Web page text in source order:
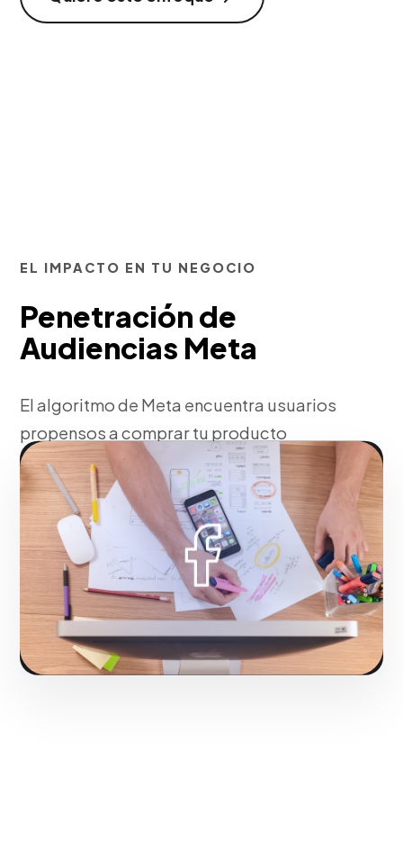
EL IMPACTO EN TU NEGOCIO
Penetración de
Audiencias Meta
El algoritmo de Meta encuentra usuarios
propensos a comprar tu producto
incluso antes de que ellos lo busquen
activamente.
Fase 1:Instalación del Píxel y API de conversiones.
Solicitar servicio